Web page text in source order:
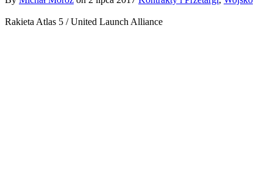
Rakieta Atlas 5 / United Launch Alliance